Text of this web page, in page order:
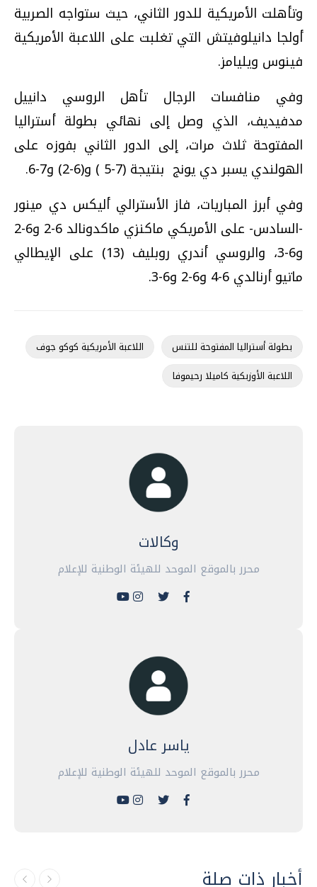
وتأهلت الأمريكية للدور الثاني، حيث ستواجه الصربية
أولجا دانيلوفيتش التي تغلبت على اللاعبة الأمريكية
فينوس ويليامز.
وفي منافسات الرجال تأهل الروسي دانييل
مدفيديف، الذي وصل إلى نهائي بطولة أستراليا
المفتوحة ثلاث مرات، إلى الدور الثاني بفوزه على
الهولندي يسبر دي يونج بنتيجة (7-5 ) و(6-2) و7-6.
وفي أبرز المباريات، فاز الأسترالي أليكس دي مينور
-السادس- على الأمريكي ماكنزي ماكدونالد 6-2 و6-2
و6-3، والروسي أندري روبليف (13) على الإيطالي
ماتيو أرنالدي 6-4 و6-2 و6-3.
بطولة أستراليا المفتوحة للتنس
اللاعبة الأمريكية كوكو جوف
اللاعبة الأوزبكية كاميلا رحيموفا
وكالات
محرر بالموقع الموحد للهيئة الوطنية للإعلام
ياسر عادل
محرر بالموقع الموحد للهيئة الوطنية للإعلام
أخبار ذات صلة